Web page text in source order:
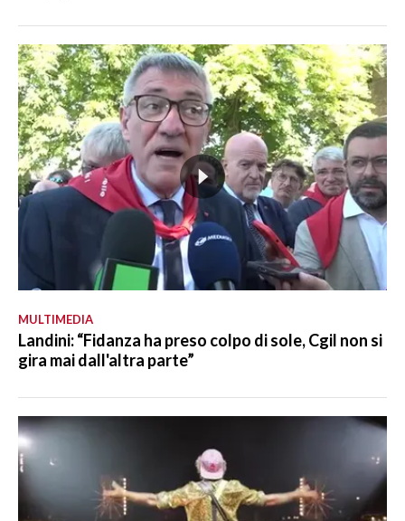
MULTIMEDIA
Landini: “Fidanza ha preso colpo di sole, Cgil non si
gira mai dall'altra parte”